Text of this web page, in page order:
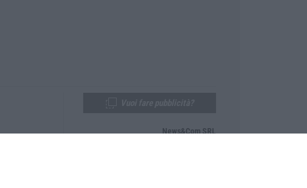
News&Com SRL